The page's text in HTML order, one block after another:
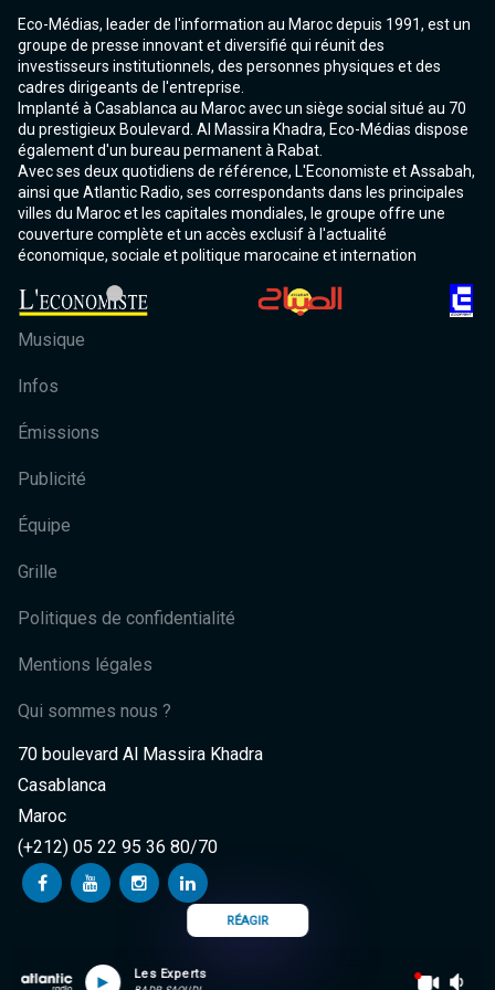
Les Experts
RÉAGIR
Eco-Médias, leader de l'information au Maroc depuis 1991, est un
groupe de presse innovant et diversifié qui réunit des
investisseurs institutionnels, des personnes physiques et des
cadres dirigeants de l'entreprise.
Implanté à Casablanca au Maroc avec un siège social situé au 70
du prestigieux Boulevard. Al Massira Khadra, Eco-Médias dispose
également d'un bureau permanent à Rabat.
Avec ses deux quotidiens de référence, L'Economiste et Assabah,
ainsi que Atlantic Radio, ses correspondants dans les principales
villes du Maroc et les capitales mondiales, le groupe offre une
couverture complète et un accès exclusif à l'actualité
économique, sociale et politique marocaine et internation
Musique
Infos
Émissions
Publicité
Équipe
Grille
Politiques de confidentialité
Mentions légales
Qui sommes nous ?
70 boulevard Al Massira Khadra
Casablanca
Maroc
(+212) 05 22 95 36 80/70